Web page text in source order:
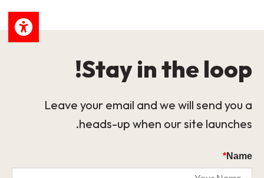
Stay in the loop!
Leave your email and we will send you a
heads-up when our site launches.
Name
*